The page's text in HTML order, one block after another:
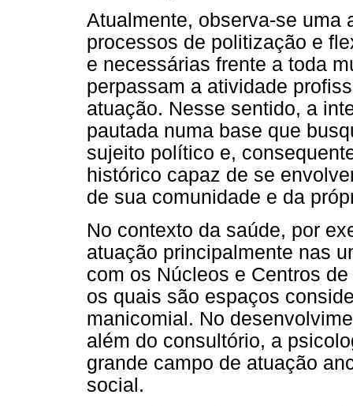
Atualmente, observa-se uma
processos de politização e
e necessárias frente a toda
perpassam a atividade
atuação. Nesse sentido, a
pautada numa base que
sujeito político e,
histórico capaz de se
de sua comunidade e da
No contexto da saúde, por
atuação principalmente nas
com os Núcleos e Centros
os quais são espaços
manicomial. No
além do consultório, a
grande campo de atuação
social.